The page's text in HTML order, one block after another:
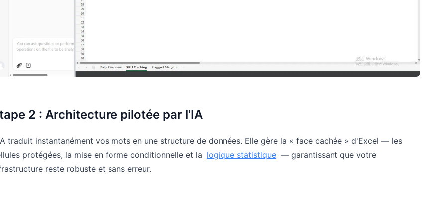
2 : Architecture pilotée par l'IA
traduit instantanément vos mots en une structure de données. Elle gère la « face cachée » d'Excel — les
protégées, la mise en forme conditionnelle et la logique statistique — garantissant que votre
reste robuste et sans erreur.